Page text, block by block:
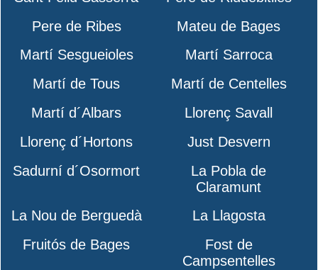
Pere de Ribes
Mateu de Bages
Martí Sesgueioles
Martí Sarroca
Martí de Tous
Martí de Centelles
Martí d´Albars
Llorenç Savall
Llorenç d´Hortons
Just Desvern
Sadurní d´Osormort
La Pobla de
Claramunt
La Nou de Berguedà
La Llagosta
Fruitós de Bages
Fost de
Campsentelles